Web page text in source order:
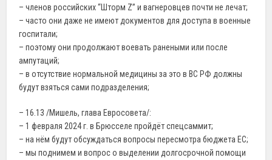
– членов российских “Шторм Z” и вагнеровцев почти не лечат;
– часто они даже не имеют документов для доступа в военные
госпитали;
– поэтому они продолжают воевать ранеными или после
ампутаций;
– в отсутствие нормальной медицины за это в ВС РФ должны
будут взяться сами подразделения;
– 16.13 /Мишель, глава Евросовета/:
– 1 февраля 2024 г. в Брюсселе пройдёт спецсаммит;
– на нём будут обсуждаться вопросы пересмотра бюджета ЕС;
– мы поднимем и вопрос о выделении долгосрочной помощи